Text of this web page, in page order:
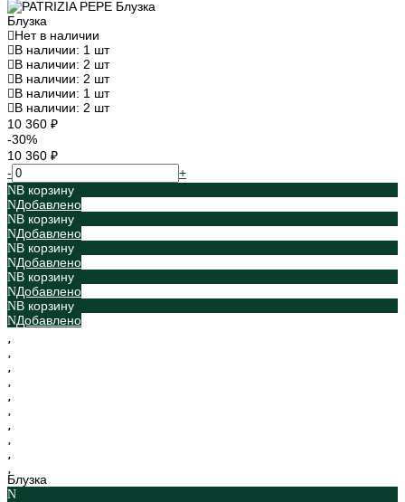
Блузка
Нет в наличии
В наличии: 1 шт
В наличии: 2 шт
В наличии: 2 шт
В наличии: 1 шт
В наличии: 2 шт
10 360 ₽
-30%
10 360 ₽
-
+
В корзину
Добавлено
В корзину
Добавлено
В корзину
Добавлено
В корзину
Добавлено
В корзину
Добавлено
Блузка